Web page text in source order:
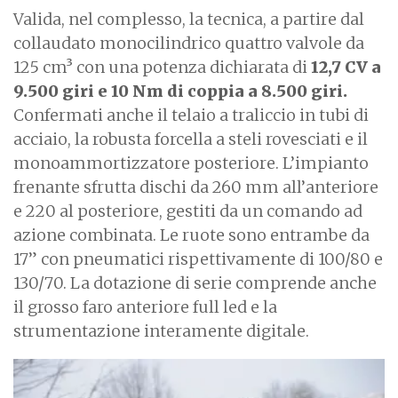
Valida, nel complesso, la tecnica, a partire dal
collaudato monocilindrico quattro valvole da
125 cm³ con una potenza dichiarata di12,7 CV a
9.500 giri e 10 Nm di coppia a 8.500 giri.
Confermati anche il telaio a traliccio in tubi di
acciaio, la robusta forcella a steli rovesciati e il
monoammortizzatore posteriore. L’impianto
frenante sfrutta dischi da 260 mm all’anteriore
e 220 al posteriore, gestiti da un comando ad
azione combinata. Le ruote sono entrambe da
17” con pneumatici rispettivamente di 100/80 e
130/70. La dotazione di serie comprende anche
il grosso faro anteriore full led e la
strumentazione interamente digitale.
I